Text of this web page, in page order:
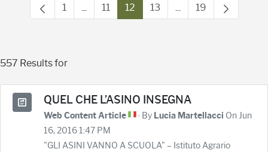
Page
1 Intermediate Pages Use TAB to navigate.
Page
11 Page
12 Page
13 Intermediate Pages
Page
19
557 Results for
QUEL CHE L’ASINO INSEGNA
Web Content Article · By Lucia Martellacci On Jun
16, 2016 1:47 PM
"GLI ASINI VANNO A SCUOLA" – Istituto Agrario